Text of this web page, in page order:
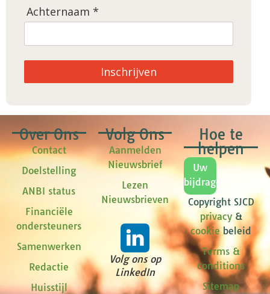
Achternaam *
Inschrijven
Over Ons
Contact
Doelstelling
ANBI status
Financiële
ondersteuners
Samenwerken
Redactie
Huisstijl
Volg Ons
Aanmelden
Nieuwsbrief
Lezen
Nieuwsbrieven
Volg ons op
LinkedIn
Hoe te
helpen
Uw
bijdrage
Copyright SJCD
privacy&
cookiebeleid
Terms &
conditions
Sitemap